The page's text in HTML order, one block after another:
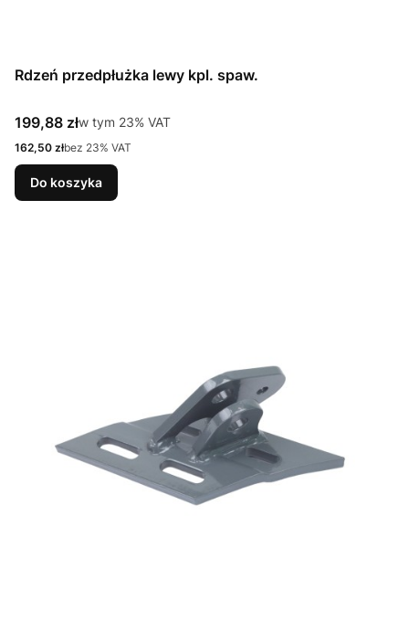
Rdzeń przedpłużka lewy kpl. spaw.
Cena brutto
199,88 złw tym %s VAT
w tym 23% VAT
Cena netto
162,50 złbez 23% VAT
Do koszyka